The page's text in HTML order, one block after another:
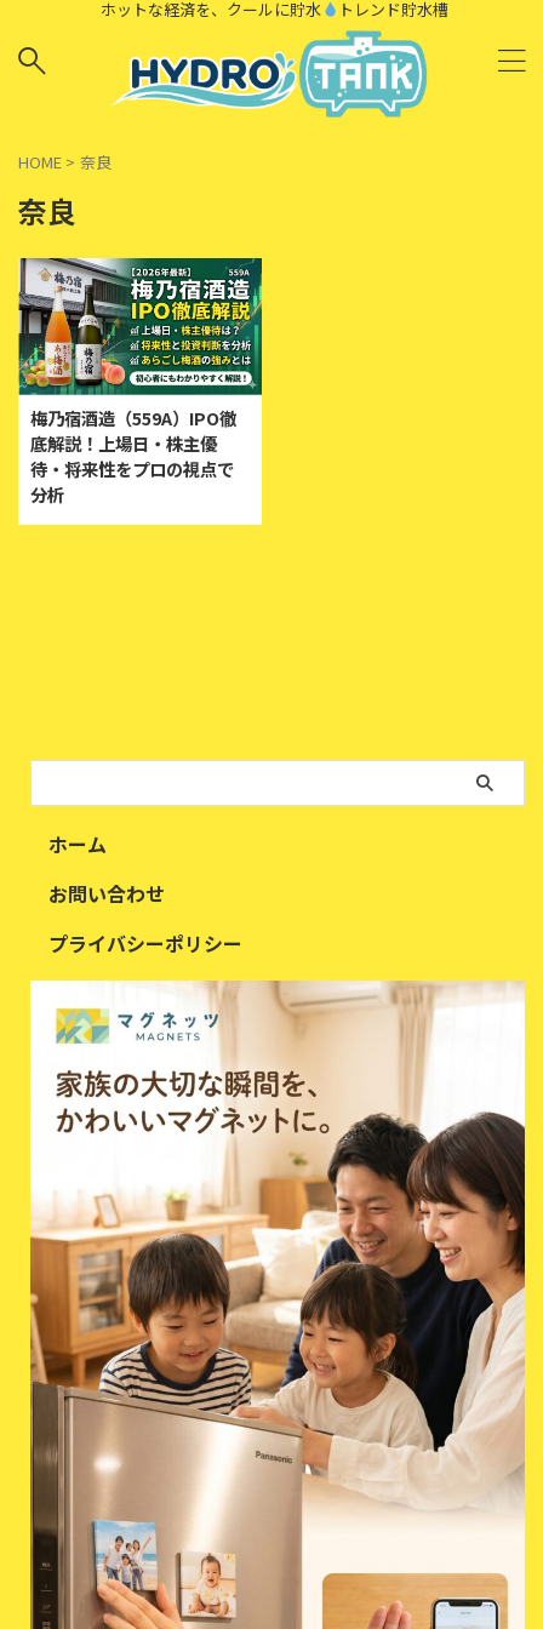
ホットな経済を、クールに貯水 トレンド貯水槽
HOME > 奈良
奈良
梅乃宿酒造（559A）IPO徹
底解説！上場日・株主優
待・将来性をプロの視点で
分析
ホーム
お問い合わせ
プライバシーポリシー